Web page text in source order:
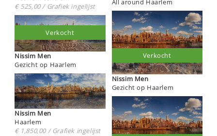
€ 525,00 / Grafiek ingelijst
Nissim Men
Gezicht op Haarlem
Verkocht
Nissim Men
Haarlem
€ 1,850,00 / Grafiek ingelijst
Nissim Men
Gezicht op Haarlem
Verkocht